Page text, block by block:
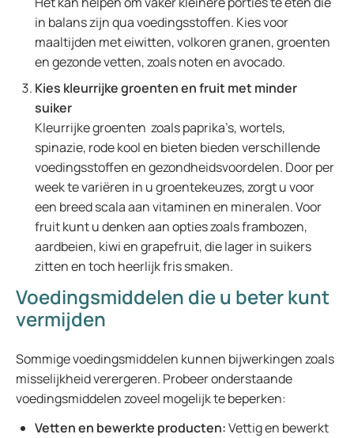
in balans zijn qua voedingsstoffen. Kies voor
maaltijden met eiwitten, volkoren granen, groenten
en gezonde vetten, zoals noten en avocado.
Kies kleurrijke groenten en fruit met minder
suiker
Kleurrijke groenten zoals paprika’s, wortels,
spinazie, rode kool en bieten bieden verschillende
voedingsstoffen en gezondheidsvoordelen. Door per
week te variëren in u groentekeuzes, zorgt u voor
een breed scala aan vitaminen en mineralen. Voor
fruit kunt u denken aan opties zoals frambozen,
aardbeien, kiwi en grapefruit, die lager in suikers
zitten en toch heerlijk fris smaken.
Voedingsmiddelen die u beter kunt
vermijden
Sommige voedingsmiddelen kunnen bijwerkingen zoals
misselijkheid verergeren. Probeer onderstaande
voedingsmiddelen zoveel mogelijk te beperken:
Vetten en bewerkte producten:Vettig en bewerkt